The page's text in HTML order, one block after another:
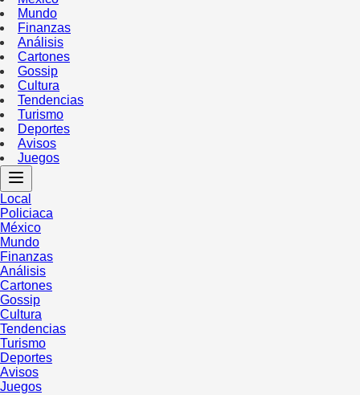
Mundo
Finanzas
Análisis
Cartones
Gossip
Cultura
Tendencias
Turismo
Deportes
Avisos
Juegos
Local
Policiaca
México
Mundo
Finanzas
Análisis
Cartones
Gossip
Cultura
Tendencias
Turismo
Deportes
Avisos
Juegos